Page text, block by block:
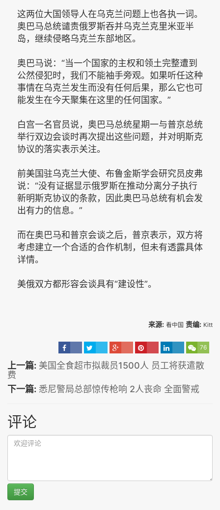
这两位大国领导人在乌克兰问题上也各执一词。
奥巴马总统谴责俄罗斯吞并乌克兰克里米亚半
岛，继续侵略乌克兰东部地区。
奥巴马说：“当一个国家的主权和领土完整遭到
公然侵犯时，我们不能袖手旁观。如果听任这种
事情在乌克兰发生而没有任何后果，那么它也可
能发生在今天聚集在这里的任何国家。”
白宫一名官员说，奥巴马总统星期一与普京总统
举行双边会谈时再次提出这些问题，并对明斯克
协议的落实表示关注。
前美国驻乌克兰大使、布鲁金斯学会研究员皮弗
说：“没有证据显示俄罗斯在推动分离分子执行
新明斯克协议的条款，因此奥巴马总统有机会发
出有力的信息。”
而在奥巴马和普京会谈之后，普京表示，双方将
考虑建立一个合适的合作机制，但未有透露具体
详情。
美俄双方都形容会谈具有“建设性”。
来源: 看中国 责编: Kitt
76
上一篇: 美国全食超市拟裁员1500人 员工将获遣散
费
下一篇: 悉尼警局总部惊传枪响 2人丧命 全面警戒
评论
提交